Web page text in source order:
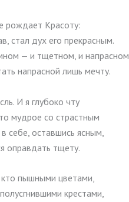
рождает Красоту:
стал дух его прекрасным.
— и тщетном, и напрасном
напрасной лишь мечту.
И я глубоко чту
мудрое со страстным
себе, оставшись ясным,
оправдать тщету.
кто пышными цветами,
крестами,